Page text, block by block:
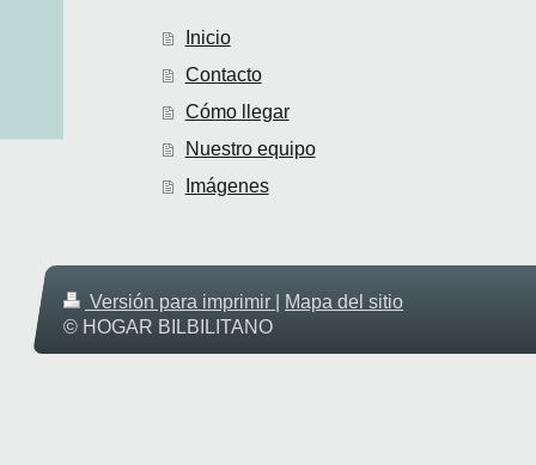
Inicio
Contacto
Cómo llegar
Nuestro equipo
Imágenes
Versión para imprimir
Mapa del sitio
© HOGAR BILBILITANO